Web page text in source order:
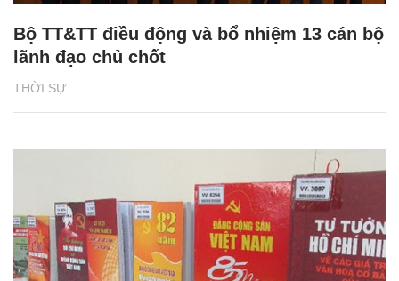
THỜI SỰ
Bộ TT&TT điều động và bổ nhiệm 13 cán bộ
lãnh đạo chủ chốt